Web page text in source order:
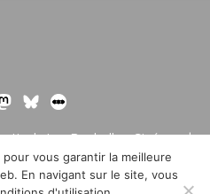
La Rochelle Cinéma |
Mentions légales –Conditions
design ;Etienne Delcambre,
vous garantir la meilleure
En navigant sur le site, vous